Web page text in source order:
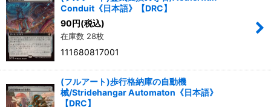
Conduit《日本語》【DRC】
90円(税込)
在庫数 28枚
111680817001
(フルアート)歩行格納庫の自動機
械/Stridehangar Automaton《日本語》
【DRC】